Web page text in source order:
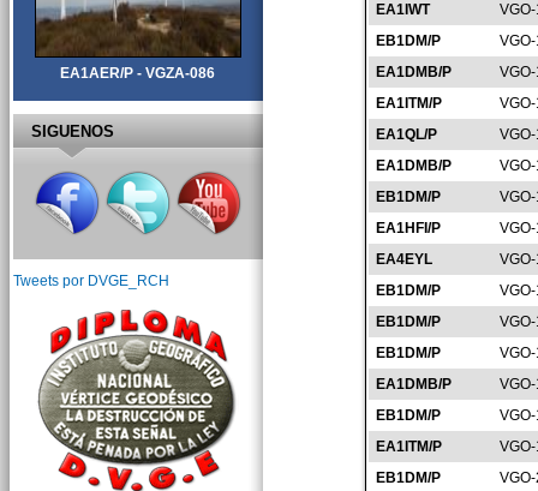
EA1IWT
EB1DM/P
EA1DMB/P
EA1ITM/P
EA1QL/P
EA1DMB/P
EB1DM/P
EA1HFI/P
EA4EYL
EB1DM/P
EB1DM/P
EB1DM/P
EA1DMB/P
EB1DM/P
EA1ITM/P
EB1DM/P
EA1AER/P - VGZA-086
SIGUENOS
Tweets por DVGE_RCH